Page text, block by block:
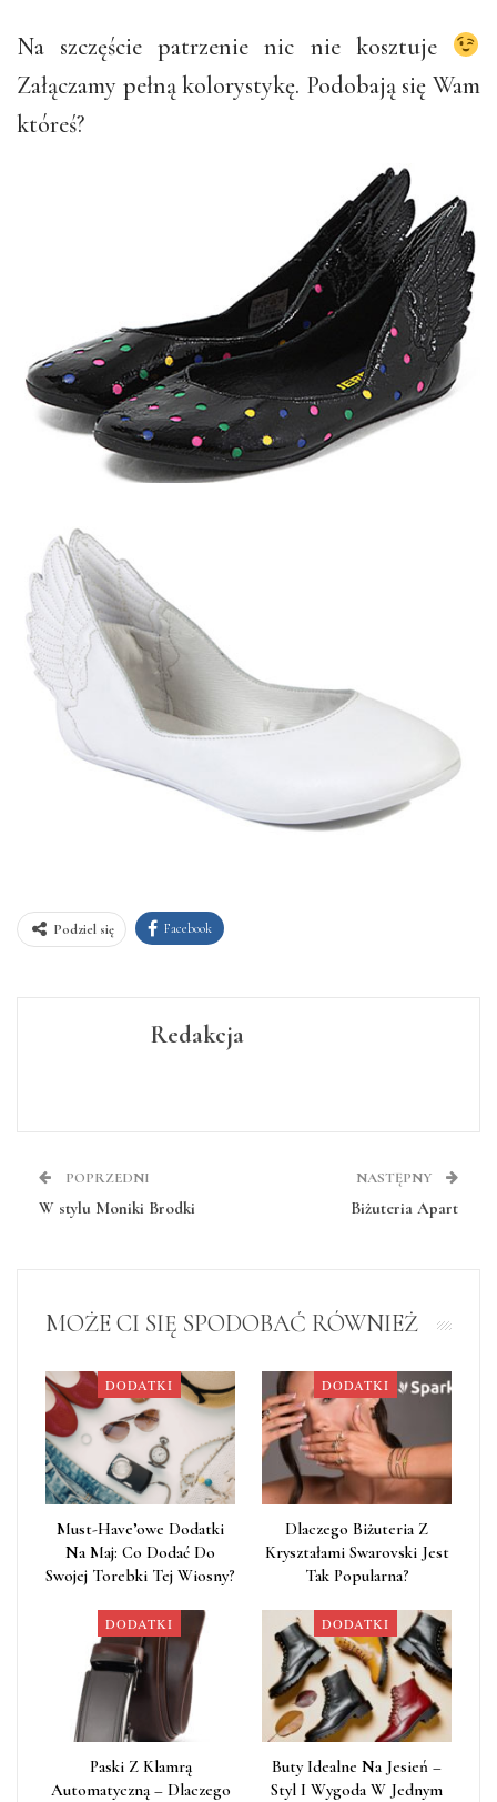
Na szczęście patrzenie nic nie kosztuje
Załączamy pełną kolorystykę. Podobają się Wam
któreś?
Podziel się Facebook
Redakcja
POPRZEDNI
W stylu Moniki Brodki
NASTĘPNY
Biżuteria Apart
MOŻE CI SIĘ SPODOBAĆ RÓWNIEŻ
DODATKI
Must-Have’owe Dodatki
Na Maj: Co Dodać Do
Swojej Torebki Tej Wiosny?
DODATKI
Dlaczego Biżuteria Z
Kryształami Swarovski Jest
Tak Popularna?
DODATKI
Paski Z Klamrą
Automatyczną – Dlaczego
DODATKI
Buty Idealne Na Jesień –
Styl I Wygoda W Jednym